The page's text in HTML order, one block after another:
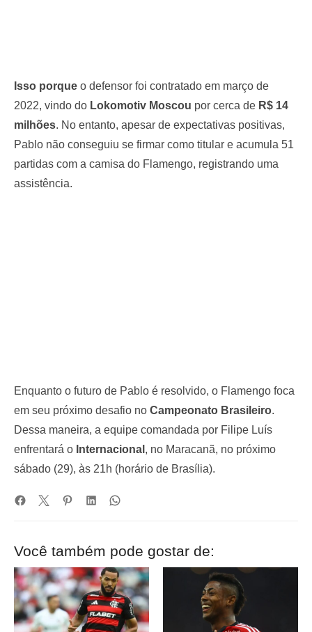
Isso porque o defensor foi contratado em março de
2022, vindo do Lokomotiv Moscou por cerca de R$ 14
milhões. No entanto, apesar de expectativas positivas,
Pablo não conseguiu se firmar como titular e acumula 51
partidas com a camisa do Flamengo, registrando uma
assistência.
Enquanto o futuro de Pablo é resolvido, o Flamengo foca
em seu próximo desafio no Campeonato Brasileiro.
Dessa maneira, a equipe comandada por Filipe Luís
enfrentará o Internacional , no Maracanã, no próximo
sábado (29), às 21h (horário de Brasília).
Você também pode gostar de: